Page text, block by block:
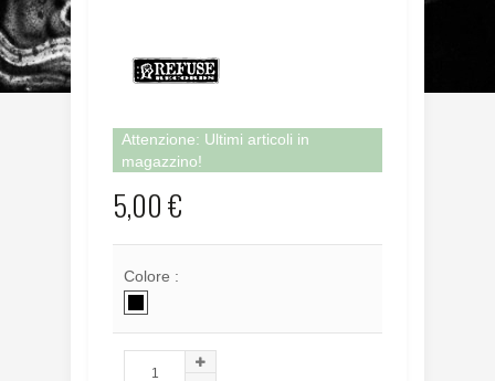
Attenzione: Ultimi articoli in
magazzino!
5,00 €
Colore :